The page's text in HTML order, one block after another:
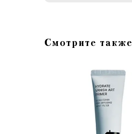
Смотрите также